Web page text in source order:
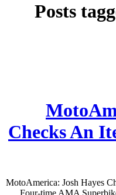
Posts
Checks An
MotoAmerica: Josh Hayes
Four-time AMA